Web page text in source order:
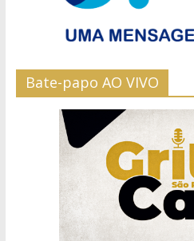
Bate-papo AO VIVO